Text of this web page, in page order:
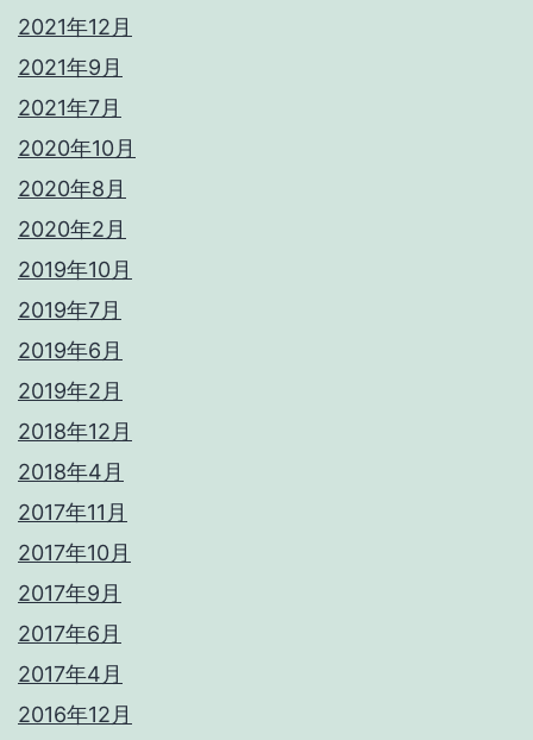
2021年12月
2021年9月
2021年7月
2020年10月
2020年8月
2020年2月
2019年10月
2019年7月
2019年6月
2019年2月
2018年12月
2018年4月
2017年11月
2017年10月
2017年9月
2017年6月
2017年4月
2016年12月